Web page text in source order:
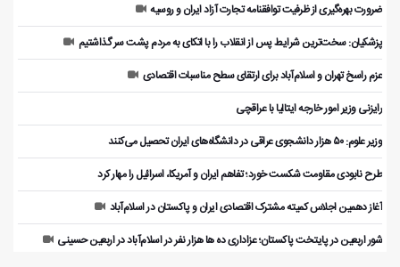
ضرورت بهره‌گیری از ظرفیت توافقنامه تجارت آزاد ایران و روسیه
پزشکیان: سخت‌ترین شرایط پس از انقلاب را با اتکای به مردم پشت سر گذاشتیم
عزم راسخ تهران و اسلام‌آباد برای ارتقای سطح مناسبات اقتصادی
رایزنی وزیر امور خارجه ایتالیا با عراقچی
وزیر علوم: ۵۰ هزار دانشجوی عراقی در دانشگاه‌های ایران تحصیل می‌کنند
طرح نابودی مقاومت شکست خورد؛ تفاهم ایران و آمریکا، اسرائیل را مهار کرد
آغاز دهمین اجلاس کمیته مشترک اقتصادی ایران و پاکستان در اسلام‌آباد
شور اربعین در پایتخت پاکستان؛ عزاداری ده ها هزار نفر در اسلام‌آباد در اربعین حسینی